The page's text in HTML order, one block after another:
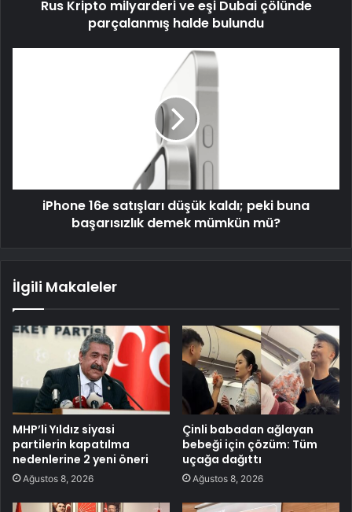
Rus Kripto milyarderi ve eşi Dubai çölünde
parçalanmış halde bulundu
iPhone 16e satışları düşük kaldı; peki buna
başarısızlık demek mümkün mü?
İlgili Makaleler
MHP’li Yıldız siyasi
partilerin kapatılma
nedenlerine 2 yeni öneri
Ağustos 8, 2026
Çinli babadan ağlayan
bebeği için çözüm: Tüm
uçağa dağıttı
Ağustos 8, 2026